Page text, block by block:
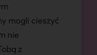
mogli cieszyć
nie
z